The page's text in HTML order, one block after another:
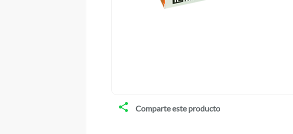
Comparte este producto